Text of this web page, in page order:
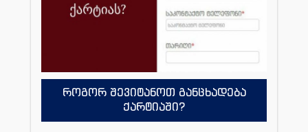
როგორ შევიტანოთ განცხადება
ქარტიაში?